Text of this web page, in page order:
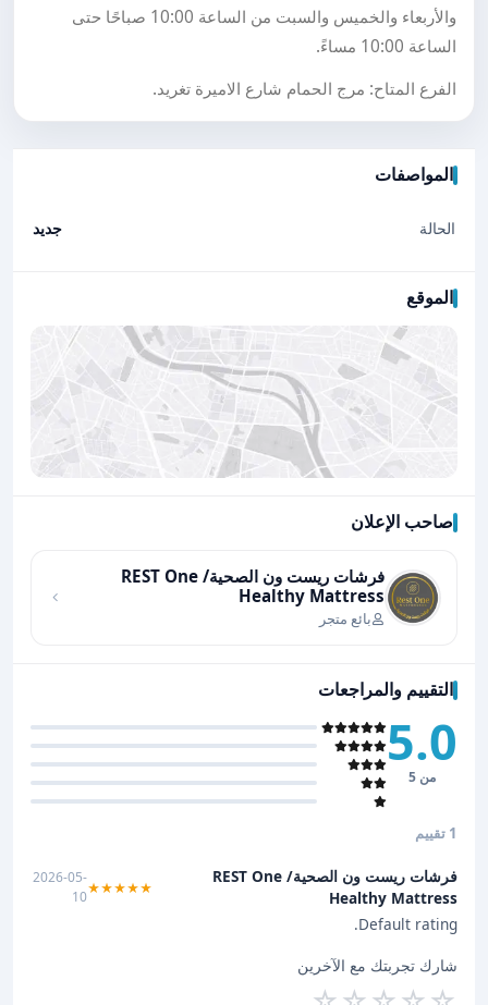
والأربعاء والخميس والسبت من الساعة 10:00 صباحًا حتى
الساعة 10:00 مساءً.
الفرع المتاح: مرج الحمام شارع الاميرة تغريد.
المواصفات
الحالة جديد
الموقع
صاحب الإعلان
فرشات ريست ون الصحية/ REST One
Healthy Mattress
بائع متجر
التقييم والمراجعات
5.0
من 5
1 تقييم
فرشات ريست ون الصحية/ REST One
Healthy Mattress
★★★★★
2026-05-
10
Default rating.
شارك تجربتك مع الآخرين